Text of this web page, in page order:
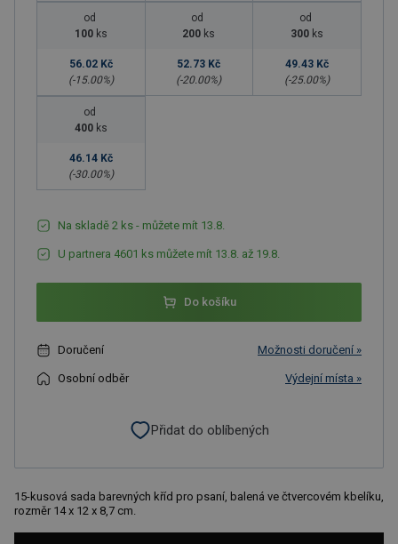
od
100 ks
56.02 Kč
(-15.00%)
od
200 ks
52.73 Kč
(-20.00%)
od
300 ks
49.43 Kč
(-25.00%)
od
400 ks
46.14 Kč
(-30.00%)
Na skladě 2 ks - můžete mít 13.8.
U partnera 4601 ks můžete mít 13.8. až 19.8.
Do košíku
Doručení Možnosti doručení »
Osobní odběr Výdejní místa »
Přidat do oblíbených
15-kusová sada barevných kříd pro psaní, balená ve čtvercovém kbelíku,
rozměr 14 x 12 x 8,7 cm.